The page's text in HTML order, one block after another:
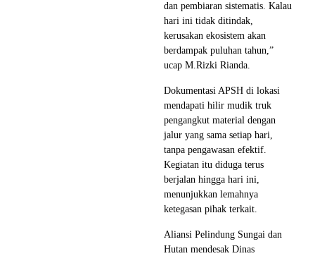
dan pembiaran sistematis. Kalau
hari ini tidak ditindak,
kerusakan ekosistem akan
berdampak puluhan tahun,”
ucap M.Rizki Rianda.
Dokumentasi APSH di lokasi
mendapati hilir mudik truk
pengangkut material dengan
jalur yang sama setiap hari,
tanpa pengawasan efektif.
Kegiatan itu diduga terus
berjalan hingga hari ini,
menunjukkan lemahnya
ketegasan pihak terkait.
Aliansi Pelindung Sungai dan
Hutan mendesak Dinas